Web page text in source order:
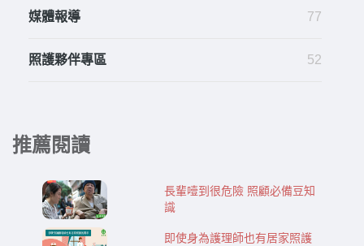
媒體報導 77
照護夥伴專區 52
推薦閱讀
長輩噎到很危險 照顧必備豆知
識
即使身為護理師也有居家照護